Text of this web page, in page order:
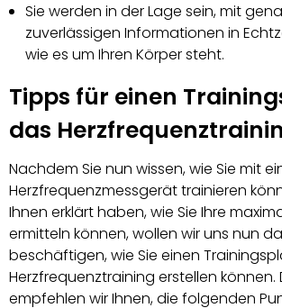
Sie werden in der Lage sein, mit
zuverlässigen Informationen in
wie es um Ihren Körper steht.
Tipps für einen
das
Nachdem Sie nun wissen, wie Sie mit
Herzfrequenzmessgerät trainieren
Ihnen erklärt haben, wie Sie Ihre
ermitteln können, wollen wir uns nun
beschäftigen, wie Sie einen
Herzfrequenztraining erstellen können.
empfehlen wir Ihnen, die folgenden